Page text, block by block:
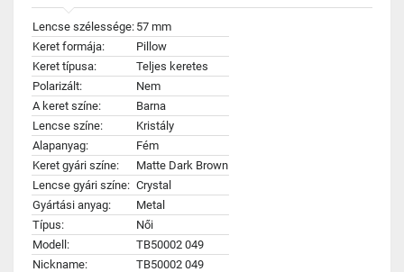
Lencse szélessége: 57 mm
Keret formája:
Pillow
Keret típusa:
Teljes keretes
Polarizált:
Nem
A keret színe:
Barna
Lencse színe:
Kristály
Alapanyag:
Fém
Keret gyári színe:
Matte Dark Brown
Lencse gyári színe: Crystal
Gyártási anyag:
Metal
Típus:
Női
Modell:
TB50002 049
Nickname:
TB50002 049